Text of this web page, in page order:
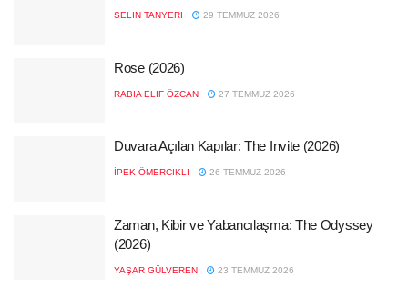
SELIN TANYERI 29 TEMMUZ 2026
Rose (2026)
RABIA ELIF ÖZCAN 27 TEMMUZ 2026
Duvara Açılan Kapılar: The Invite (2026)
İPEK ÖMERCIKLI 26 TEMMUZ 2026
Zaman, Kibir ve Yabancılaşma: The Odyssey
(2026)
YAŞAR GÜLVEREN 23 TEMMUZ 2026